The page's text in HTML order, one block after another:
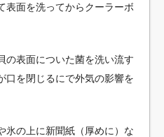
表面を洗ってからクーラーボ
の表面についた菌を洗い流す
口を閉じるにで外気の影響を
氷の上に新聞紙（厚めに）な